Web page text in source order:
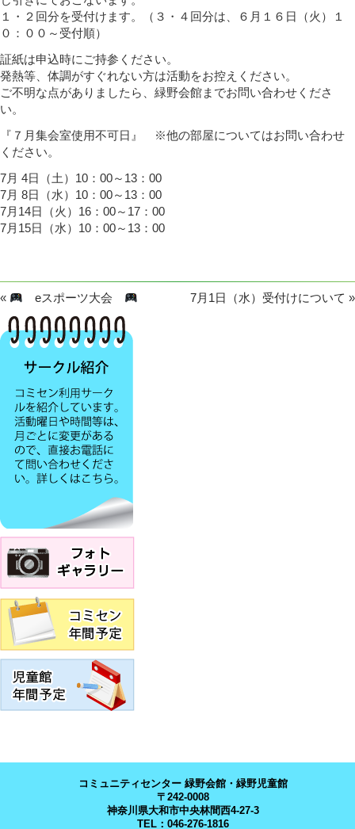
１・２回分を受付けます。（３・４回分は、６月１６日（火）１
０：００～受付順）
証紙は申込時にご持参ください。
発熱等、体調がすぐれない方は活動をお控えください。
ご不明な点がありましたら、緑野会館までお問い合わせくださ
い。
『７月集会室使用不可日』 ※他の部屋についてはお問い合わせ
ください。
7月 4日（土）10：00～13：00
7月 8日（水）10：00～13：00
7月14日（火）16：00～17：00
7月15日（水）10：00～13：00
« eスポーツ大会 7月1日（水）受付けについて »
コミュニティセンター 緑野会館・緑野児童館
〒242-0008
神奈川県大和市中央林間西4-27-3
TEL：046-276-1816